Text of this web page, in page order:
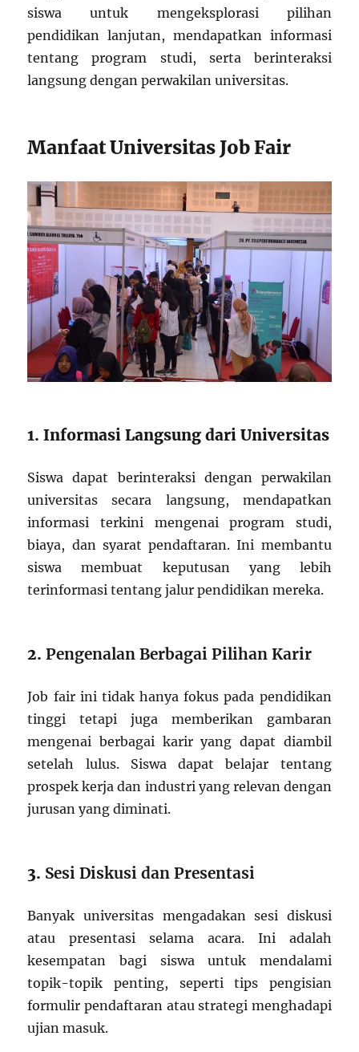
siswa untuk mengeksplorasi pilihan
pendidikan lanjutan, mendapatkan informasi
tentang program studi, serta berinteraksi
langsung dengan perwakilan universitas.
Manfaat Universitas Job Fair
1. Informasi Langsung dari Universitas
Siswa dapat berinteraksi dengan perwakilan
universitas secara langsung, mendapatkan
informasi terkini mengenai program studi,
biaya, dan syarat pendaftaran. Ini membantu
siswa membuat keputusan yang lebih
terinformasi tentang jalur pendidikan mereka.
2.Pengenalan Berbagai Pilihan Karir
Job fair ini tidak hanya fokus pada pendidikan
tinggi tetapi juga memberikan gambaran
mengenai berbagai karir yang dapat diambil
setelah lulus. Siswa dapat belajar tentang
prospek kerja dan industri yang relevan dengan
jurusan yang diminati.
3. Sesi Diskusi dan Presentasi
Banyak universitas mengadakan sesi diskusi
atau presentasi selama acara. Ini adalah
kesempatan bagi siswa untuk mendalami
topik-topik penting, seperti tips pengisian
formulir pendaftaran atau strategi menghadapi
ujian masuk.